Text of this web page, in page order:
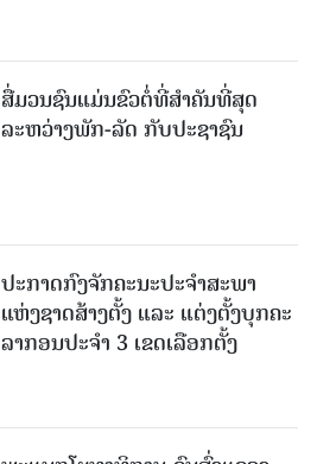
ສື່ມວນຊົນແມ່ນຂົວຕໍ່ທີ່ສໍາຄັນທີ່ສຸດ
ລະຫວ່າງພັກ-ລັດ ກັບປະຊາຊົນ
ປະກາດກົງຈັກຄະນະປະຈໍາສະພາ
ແຫ່ງຊາດສ້າງຕັ້ງ ແລະ ແຕ່ງຕັ້ງບຸກຄະ
ລາກອນປະຈໍາ 3 ເຂດເລືອກຕັ້ງ